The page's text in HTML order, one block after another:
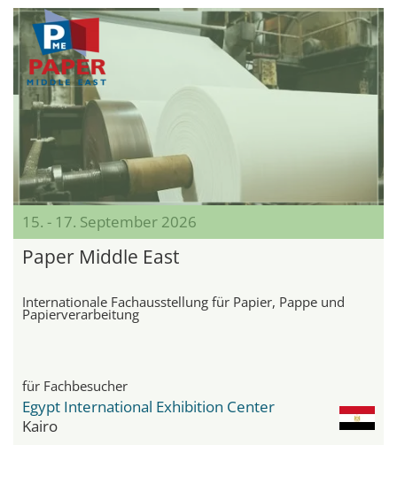
15. - 17. September 2026
Paper Middle East
Internationale Fachausstellung für Papier, Pappe und
Papierverarbeitung
für Fachbesucher
Egypt International Exhibition Center
Kairo